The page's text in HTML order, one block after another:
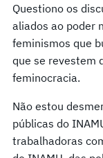
Questiono os
aliados ao poder
feminismos que
que se revestem
feminocracia.
Não estou
públicas do
trabalhadoras